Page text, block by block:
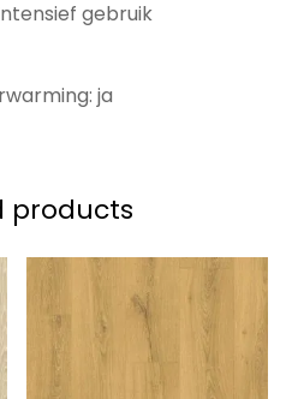
gebruik
ja
products